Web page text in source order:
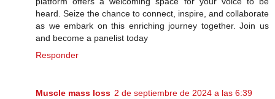
heard. Seize the chance to connect, inspire, and collaborate
as we embark on this enriching journey together. Join us
and become a panelist today
Responder
Muscle mass loss 2 de septiembre de 2024 a las 6:39